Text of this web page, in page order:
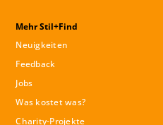
Mehr Stil+Find
Neuigkeiten
Feedback
Jobs
Was kostet was?
Charity-Projekte